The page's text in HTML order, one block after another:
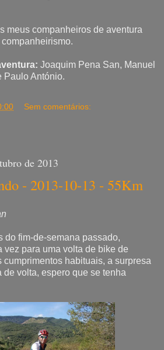
meus companheiros de aventura
Joaquim Pena San, Manuel
Paulo António.
Sem comentários:
de 2013
- 2013-10-13 - 55Km
do fim-de-semana passado,
vez para uma volta de bike de
cumprimentos habituais, a surpresa
volta, espero que se tenha